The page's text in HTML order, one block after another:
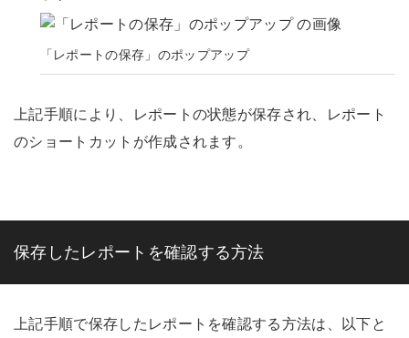
「レポートの保存」のポップアップ
上記手順により、レポートの状態が保存され、レポート
のショートカットが作成されます。
保存したレポートを確認する方法
上記手順で保存したレポートを確認する方法は、以下と